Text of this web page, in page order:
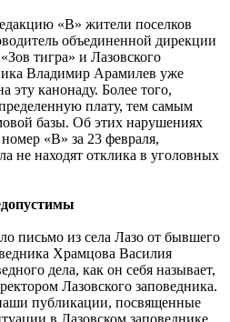
«В» жители поселков
объединенной дирекции
тигра» и Лазовского
Владимир Арамилев уже
эту канонаду. Более того,
плату, тем самым
базы. Об этих нарушениях
«В» за 23 февраля,
не находят отклика в уголовных
письмо из села Лазо от бывшего
Храмцова Василия
дела, как он себя называет,
Лазовского заповедника.
публикации, посвященные
в Лазовском заповеднике.